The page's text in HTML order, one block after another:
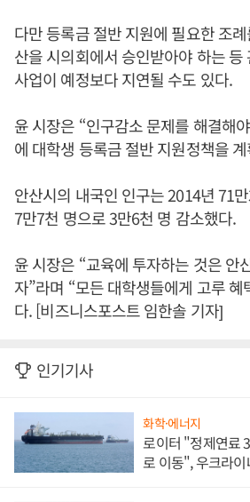
다만 등록금 절반 지원에 필요한 조
산을 시의회에서 승인받아야 하는 등
사업이 예정보다 지연될 수도 있다.
윤 시장은 “인구감소 문제를 해결해
에 대학생 등록금 절반 지원정책을
안산시의 내국인 인구는 2014년 71
7만7천 명으로 3만6천 명 감소했다.
윤 시장은 “교육에 투자하는 것은 안
자”라며 “모든 대학생들에게 고루
다. [비즈니스포스트 임한솔 기자]
인기기사
화학·에너지
로이터 "정제연료
로 이동", 우크라